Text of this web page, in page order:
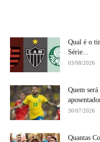
Qual é o
Série...
03/08/2026
Quem
30/07/2026
Quantas